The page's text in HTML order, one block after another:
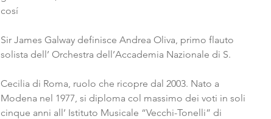
cosí
Sir James Galway definisce Andrea Oliva, primo flauto
solista dell’ Orchestra dell’Accademia Nazionale di S.
Cecilia di Roma, ruolo che ricopre dal 2003. Nato a
Modena nel 1977, si diploma col massimo dei voti in soli
cinque anni all’ Istituto Musicale “Vecchi-Tonelli” di